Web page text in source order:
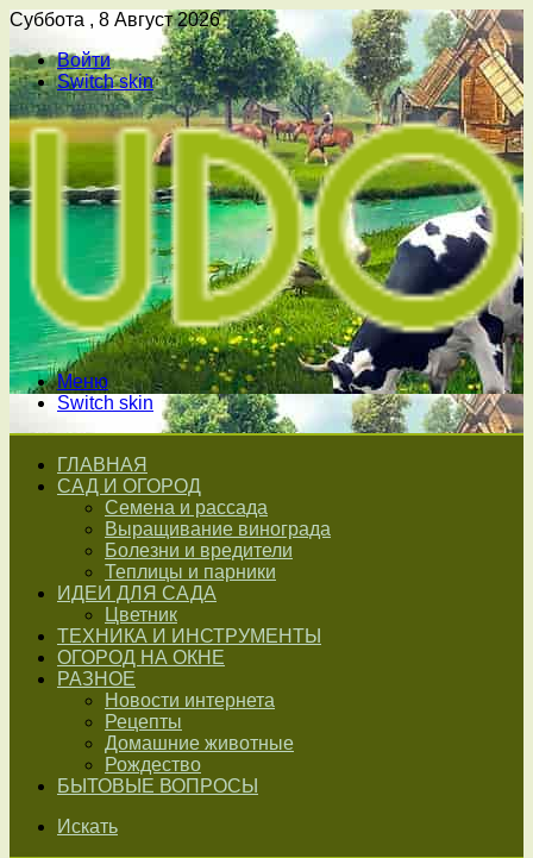
Суббота , 8 Август 2026
Войти
Switch skin
Меню
Switch skin
ГЛАВНАЯ
САД И ОГОРОД
Семена и рассада
Выращивание винограда
Болезни и вредители
Теплицы и парники
ИДЕИ ДЛЯ САДА
Цветник
ТЕХНИКА И ИНСТРУМЕНТЫ
ОГОРОД НА ОКНЕ
РАЗНОЕ
Новости интернета
Рецепты
Домашние животные
Рождество
БЫТОВЫЕ ВОПРОСЫ
Искать